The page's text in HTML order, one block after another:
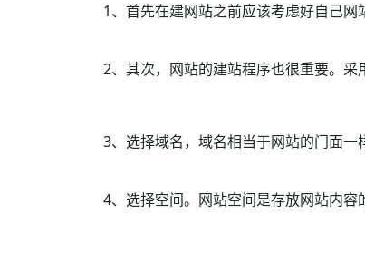
1、首先在建网站之前应该考虑好自己网
2、其次，网站的建站程序也很重要。采
3、选择域名，域名相当于网站的门面一
4、选择空间。网站空间是存放网站内